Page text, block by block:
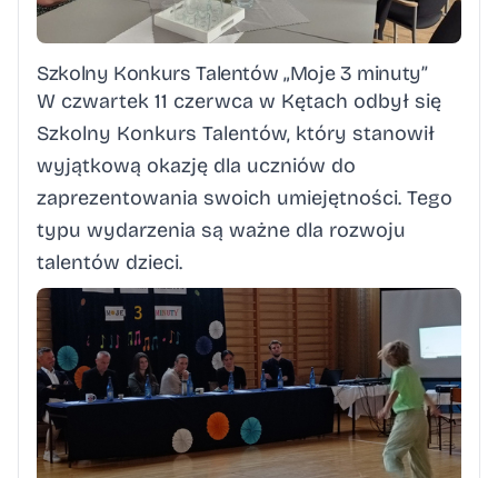
Szkolny Konkurs Talentów „Moje 3 minuty”
W czwartek 11 czerwca w Kętach odbył się
Szkolny Konkurs Talentów, który stanowił
wyjątkową okazję dla uczniów do
zaprezentowania swoich umiejętności. Tego
typu wydarzenia są ważne dla rozwoju
talentów dzieci.